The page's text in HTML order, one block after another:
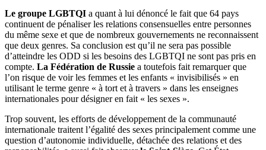
Le groupe LGBTQI a quant à lui dénoncé le fait que 64 pays
continuent de pénaliser les relations consensuelles entre personnes
du même sexe et que de nombreux gouvernements ne reconnaissent
que deux genres. Sa conclusion est qu’il ne sera pas possible
d’atteindre les ODD si les besoins des LGBTQI ne sont pas pris en
compte. La Fédération de Russie a toutefois fait remarquer que
l’on risque de voir les femmes et les enfants « invisibilisés » en
utilisant le terme genre « à tort et à travers » dans les enseignes
internationales pour désigner en fait « les sexes ».
Trop souvent, les efforts de développement de la communauté
internationale traitent l’égalité des sexes principalement comme une
question d’autonomie individuelle, détachée des relations et des